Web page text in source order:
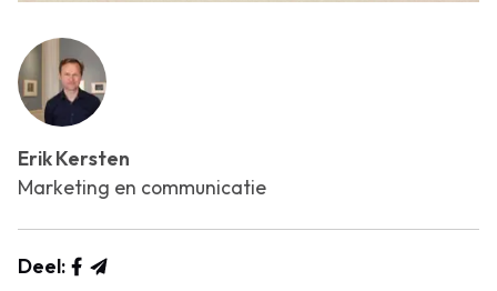
Erik Kersten
Marketing en communicatie
Deel: